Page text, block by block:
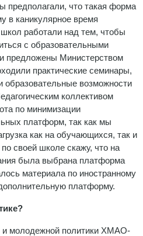
предполагали, что такая форма
в каникулярное время
школ работали над тем, чтобы
с образовательными
предложены Министерством
практические семинары,
образовательные возможности
коллективом
по минимизации
платформ, так как мы
как на обучающихся, так и
своей школе скажу, что на
была выбрана платформа
материала по иностранному
платформу.
и молодежной политики ХМАО-